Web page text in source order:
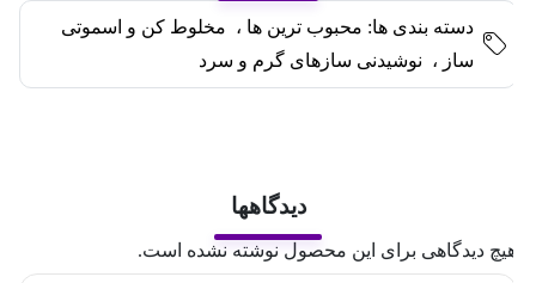
دسته بندی ها: محبوب ترین ها ، مخلوط کن و اسموتی
ساز ، نوشیدنی سازهای گرم و سرد
دیدگاهها
دیدگاهی برای این محصول نوشته نشده است.